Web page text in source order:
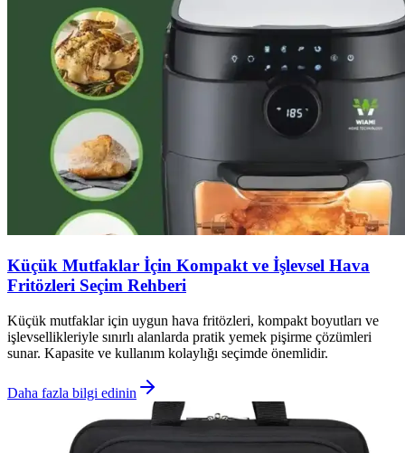
Küçük Mutfaklar İçin Kompakt ve İşlevsel Hava
Fritözleri Seçim Rehberi
Küçük mutfaklar için uygun hava fritözleri, kompakt boyutları ve
işlevsellikleriyle sınırlı alanlarda pratik yemek pişirme çözümleri
sunar. Kapasite ve kullanım kolaylığı seçimde önemlidir.
Daha fazla bilgi edinin